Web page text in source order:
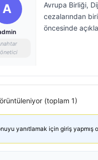
A
Avrupa Birliği,
cezalarından
öncesinde
(toplam 1)
yanıtlamak için giriş yapmış